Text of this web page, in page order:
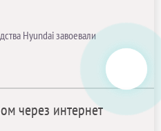
Hyundai завоевали
через интернет